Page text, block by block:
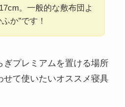
。一般的な敷布団よ
か”です！
ぎプレミアムを置ける場所
せて使いたいオススメ寝具